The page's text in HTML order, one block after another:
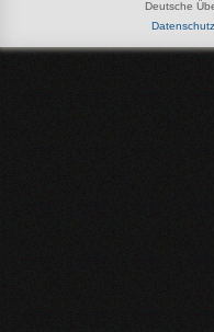
Deutsche
Datenschutz